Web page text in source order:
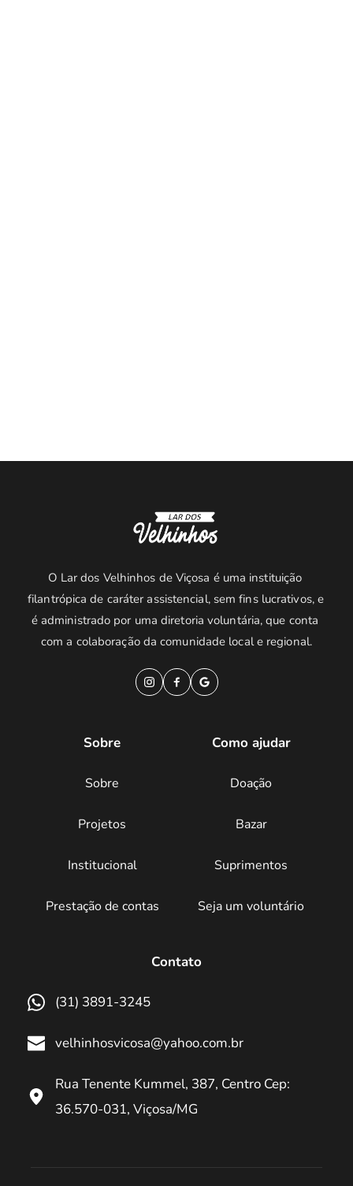
O Lar dos Velhinhos de Viçosa é uma instituição
filantrópica de caráter assistencial, sem fins lucrativos, e
é administrado por uma diretoria voluntária, que conta
com a colaboração da comunidade local e regional.
Sobre
Sobre
Projetos
Institucional
Prestação de contas
Como ajudar
Doação
Bazar
Suprimentos
Seja um voluntário
Contato
(31) 3891-3245
velhinhosvicosa@yahoo.com.br
Rua Tenente Kummel, 387, Centro Cep:
36.570-031, Viçosa/MG